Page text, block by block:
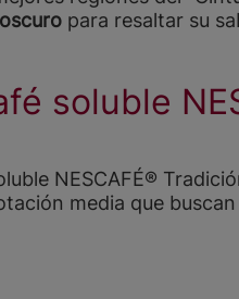
para resaltar su
soluble
NESCAFÉ®
media que